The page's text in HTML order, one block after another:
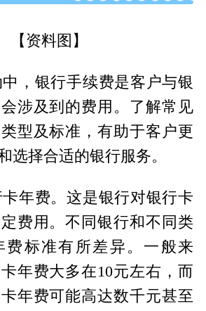
【资料图】
，银行手续费是客户与银
涉及到的费用。了解常见
型及标准，有助于客户更
选择合适的银行服务。
年费。这是银行对银行卡
费用。不同银行和不同类
费标准有所差异。一般来
年费大多在10元左右，而
年费可能高达数千元甚至